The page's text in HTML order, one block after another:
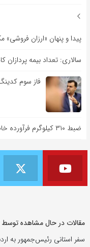
پیدا و پنهان «ارزان فروشی»
سالاری: تعداد بیمه
فاز سوم
ضبط ۳۱۰ کیلوگرم فرآورده خام دامی غیرقابل مصرف در ایلام
مقالات در حال مشاهده توسط
سفر استانی رئیس‌جمهور به